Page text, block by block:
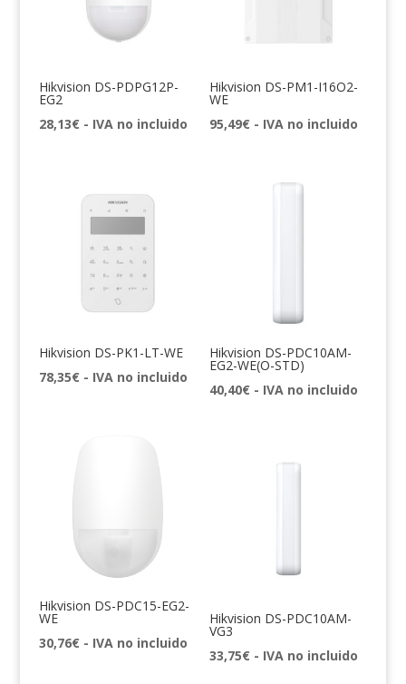
Hikvision DS-PDPG12P-
EG2
28,13€ - IVA no incluido
Hikvision DS-PM1-I16O2-
WE
95,49€ - IVA no incluido
Hikvision DS-PK1-LT-WE
78,35€ - IVA no incluido
Hikvision DS-PDC10AM-
EG2-WE(O-STD)
40,40€ - IVA no incluido
Hikvision DS-PDC15-EG2-
WE
30,76€ - IVA no incluido
Hikvision DS-PDC10AM-
VG3
33,75€ - IVA no incluido